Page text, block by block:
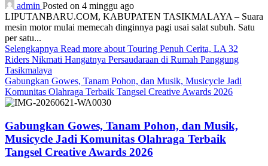
admin Posted on 4 minggu ago
LIPUTANBARU.COM, KABUPATEN TASIKMALAYA – Suara
mesin motor mulai memecah dinginnya pagi usai salat subuh. Satu
per satu...
Selengkapnya Read more about Touring Penuh Cerita, LA 32
Riders Nikmati Hangatnya Persaudaraan di Rumah Panggung
Tasikmalaya
Gabungkan Gowes, Tanam Pohon, dan Musik, Musicycle Jadi
Komunitas Olahraga Terbaik Tangsel Creative Awards 2026
Gabungkan Gowes, Tanam Pohon, dan Musik,
Musicycle Jadi Komunitas Olahraga Terbaik
Tangsel Creative Awards 2026